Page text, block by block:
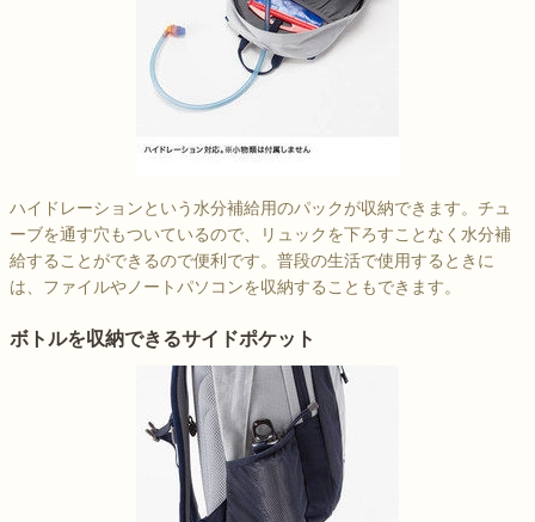
ハイドレーションという水分補給用のパックが収納できます。チュ
ーブを通す穴もついているので、リュックを下ろすことなく水分補
給することができるので便利です。普段の生活で使用するときに
は、ファイルやノートパソコンを収納することもできます。
ボトルを収納できるサイドポケット